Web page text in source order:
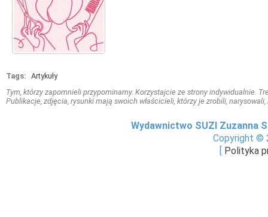
Tags: Artykuły
Tym, którzy zapomnieli przypominamy. Korzystajcie ze strony indywidualnie.
Publikacje, zdjęcia, rysunki mają swoich właścicieli, którzy je zrobili,
Wydawnictwo SUZI Zuzanna
Copyright ©
[ Polityka